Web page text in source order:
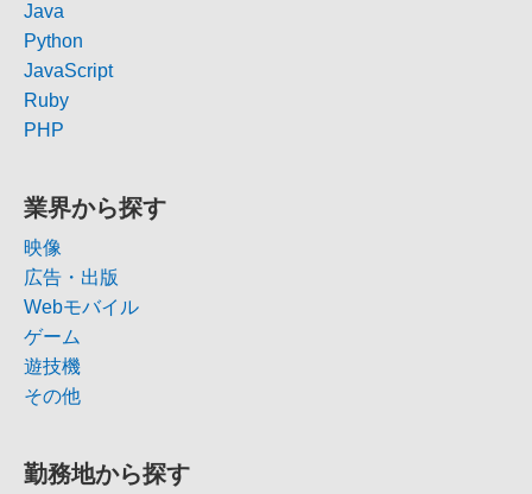
Java
Python
JavaScript
Ruby
PHP
業界から探す
映像
広告・出版
Webモバイル
ゲーム
遊技機
その他
勤務地から探す